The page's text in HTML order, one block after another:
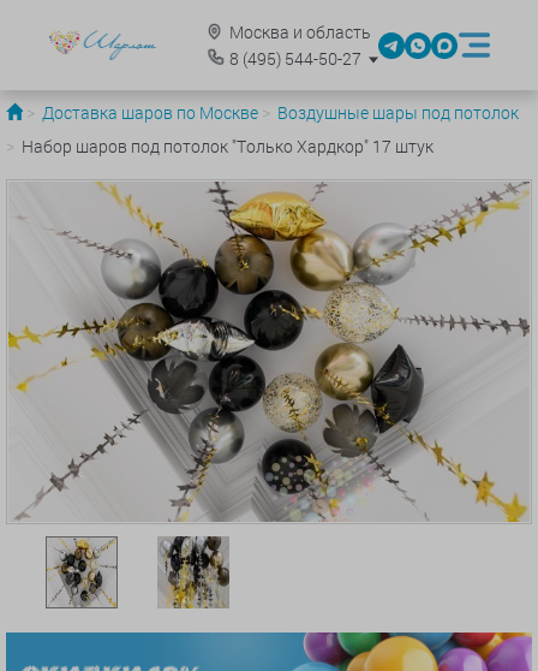
Москва и область
8 (495)544-50-27
Доставка шаров по Москве
Воздушные шары под потолок
Набор шаров под потолок "Только Хардкор" 17 штук